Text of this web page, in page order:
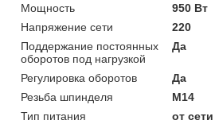
Мощность
950 Вт
Напряжение сети
220
Поддержание постоянных
оборотов под нагрузкой
Да
Регулировка оборотов
Да
Резьба шпинделя
M14
Тип питания
от сети